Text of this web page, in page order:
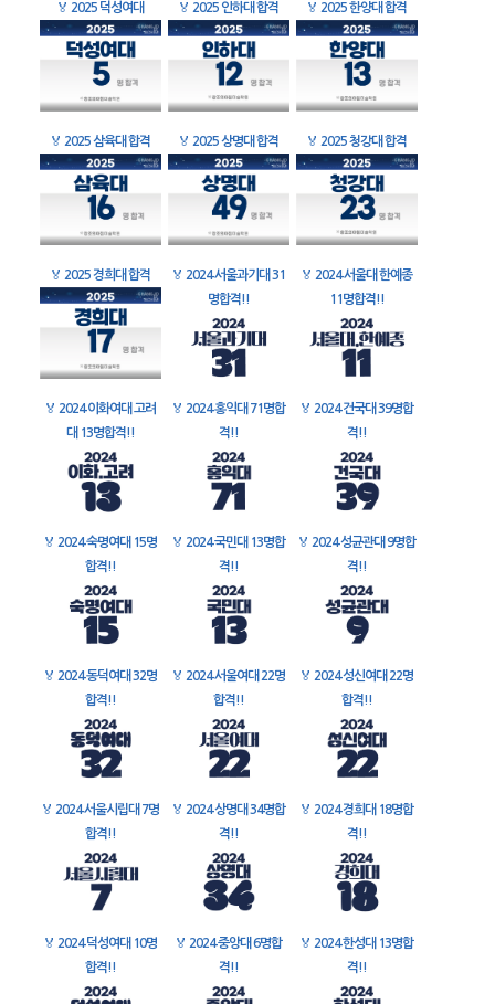
🏅 2025 덕성여대 🏅 2025 인하대 합격 🏅 2025 한양대 합격
🏅 2025 삼육대 합격 🏅 2025 상명대 합격 🏅 2025 청강대 합격
🏅 2025 경희대 합격 🏅 2024 서울과기대 31
명합격!!
🏅 2024 서울대 한예종
11명합격!!
🏅 2024 이화여대 고려
대 13명합격!!
🏅 2024 홍익대 71명합
격!!
🏅 2024 건국대 39명합
격!!
🏅 2024 숙명여대 15명
합격!!
🏅 2024 국민대 13명합
격!!
🏅 2024 성균관대 9명합
격!!
🏅 2024 동덕여대 32명
합격!!
🏅 2024 서울여대 22명
합격!!
🏅 2024 성신여대 22명
합격!!
🏅 2024 서울시립대 7명
합격!!
🏅 2024 상명대 34명합
격!!
🏅 2024 경희대 18명합
격!!
🏅 2024 덕성여대 10명
합격!!
🏅 2024 중앙대 6명합
격!!
🏅 2024 한성대 13명합
격!!